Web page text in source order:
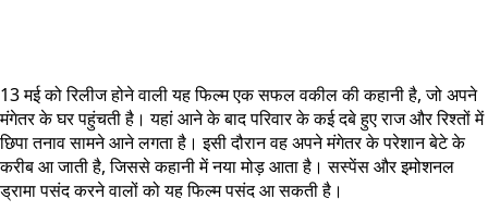
13 मई को रिलीज होने वाली यह फिल्म एक सफल वकील की कहानी है, जो अपने
मंगेतर के घर पहुंचती है। यहां आने के बाद परिवार के कई दबे हुए राज और रिश्तों में
छिपा तनाव सामने आने लगता है। इसी दौरान वह अपने मंगेतर के परेशान बेटे के
करीब आ जाती है, जिससे कहानी में नया मोड़ आता है। सस्पेंस और इमोशनल
ड्रामा पसंद करने वालों को यह फिल्म पसंद आ सकती है।